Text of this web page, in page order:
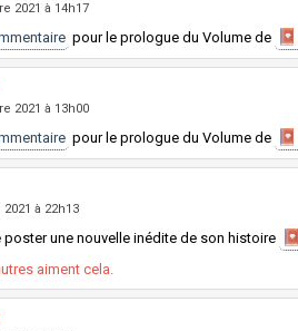
2021 à 14h17
pour le prologue du Volume de
2021 à 13h00
pour le prologue du Volume de
à 22h13
une nouvelle inédite de son histoire
aiment cela.